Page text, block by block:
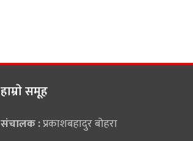
हाम्राे समूह
संचालक :प्रकाशबहादुर बोहरा